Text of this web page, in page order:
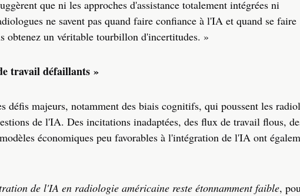
que ni les approches d'assistance totalement intégrées ni
ne savent pas quand faire confiance à l'IA et quand se faire
obtenez un véritable tourbillon d'incertitudes. »
travail défaillants »
défis majeurs, notamment des biais cognitifs, qui poussent les
de l'IA. Des incitations inadaptées, des flux de travail flous,
économiques peu favorables à l'intégration de l'IA ont
de l'IA en radiologie américaine reste étonnamment faible,